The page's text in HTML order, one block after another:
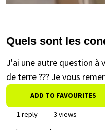
Quels sont les
J'ai une autre question à
de terre ??? Je vous
ADD TO FAVOURITES
1 reply
3 views